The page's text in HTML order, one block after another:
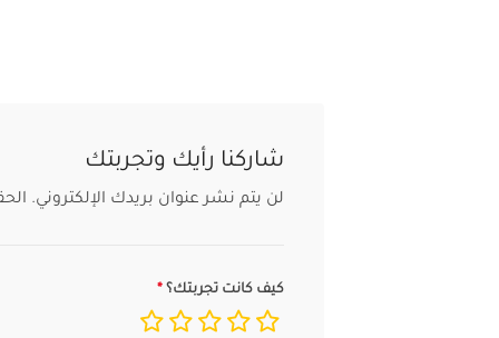
شاركنا رأيك وتجربتك
لن يتم نشر عنوان بريدك الإلكتروني.
كيف كانت تجربتك؟